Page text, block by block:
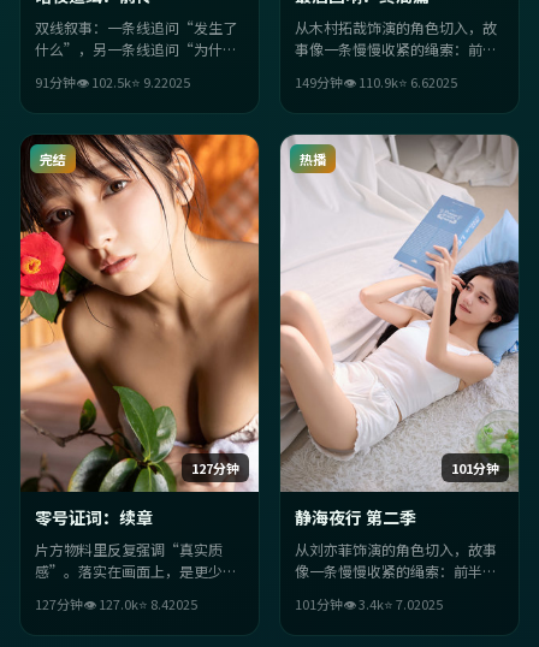
双线叙事：一条线追问“发生了
什么”，另一条线追问“为什么
汇，反转不炫技，但足够狠。
91分钟👁102.5k⭐ 9.22025
从木村拓哉饰演的角色切入，故
事像一条慢慢收紧的绳索：前半
必然。喜欢强情绪落点的观众不
会失望。
149分钟👁110.9k⭐ 6.62025
127分钟
完结
零号证词：续章
片方物料里反复强调“真实质
感”。落实在画面上，是更少台
忘主题在细节里长出来。
127分钟👁127.0k⭐ 8.42025
101分钟
热播
静海夜行 第二季
从刘亦菲饰演的角色切入，故事
像一条慢慢收紧的绳索：前半段
然。喜欢强情绪落点的观众不会
失望。
101分钟👁3.4k⭐7.02025